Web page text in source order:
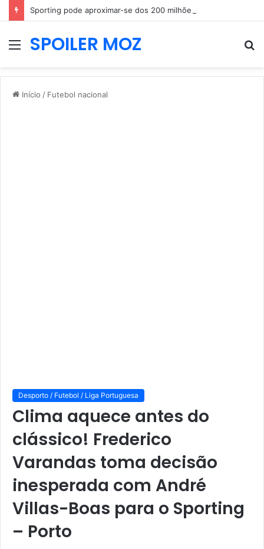
MenuSPOILER MOZ
Início / Futebol nacional
Desporto / Futebol / Liga Portuguesa
Clima aquece antes do
clássico! Frederico
Varandas toma decisão
inesperada com André
Villas-Boas para o Sporting
– Porto